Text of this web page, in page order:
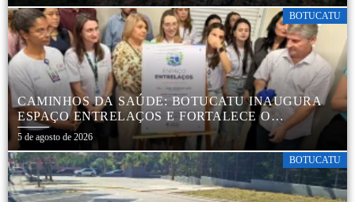
BOTUCATU
CAMINHOS DA SAÚDE: BOTUCATU INAUGURA
ESPAÇO ENTRELAÇOS E FORTALECE O
CUIDADO ESPECIALIZADO COM CRIANÇAS E
FAMÍLIAS
5 de agosto de 2026
BOTUCATU